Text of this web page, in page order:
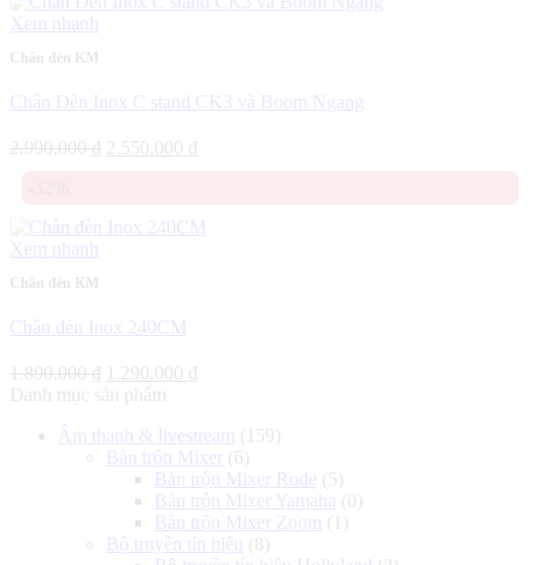
990.000 ₫.
Xem nhanh
Chân đèn KM
Chân Đèn Inox C stand CK3 và Boom Ngang
2.990.000₫
Giá
2.550.000 ₫
2.550.000 ₫.
Xem nhanh
Chân đèn KM
Chân đèn Inox 240CM
1.890.000₫
Giá
gốc
1.890.000 ₫.
1.290.000 ₫
là:
1.290.000 ₫.
Danh mục sản phẩm
Âm thanh & livestream (159)
Bàn trộn Mixer
(6)
Bàn trộn Mixer Rode (5)
Bàn trộn Mixer Yamaha (0)
Bàn trộn Mixer Zoom (1)
Bộ truyền tín hiệu
(8)